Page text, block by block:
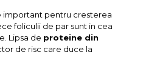
important pentru cresterea
foliculii de par sunt in cea
Lipsa de proteine ​​din
de risc care duce la